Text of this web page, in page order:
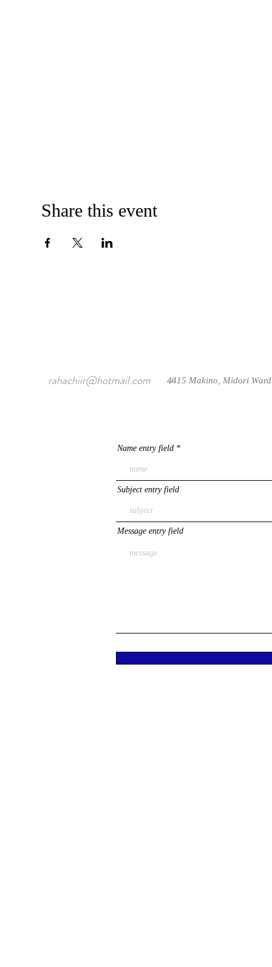
Share this event
rahachiir@hotmail.com /
4415 Makino, Midori
Name entry field
Subject entry field
Message entry field